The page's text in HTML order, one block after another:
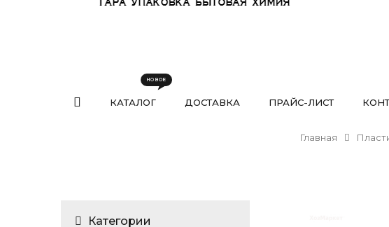
КАТАЛОГ ДОСТАВКА ПРАЙС-ЛИСТ
Главная
Категории